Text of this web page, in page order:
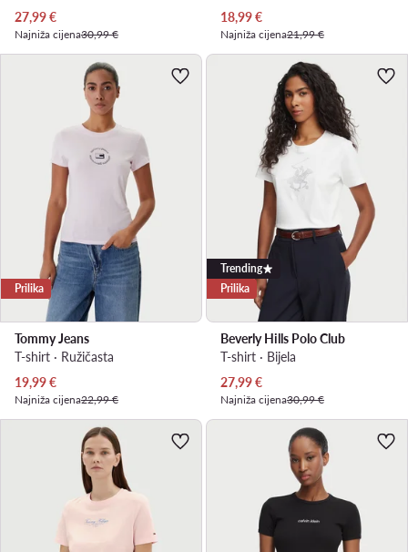
Trenutna cijena
27,99€
Najniža cijena30,99 €
Trenutna cijena
18,99€
Najniža cijena21,99 €
Prilika
Tommy Jeans
T-shirt · Ružičasta
Trenutna cijena
19,99€
Najniža cijena22,99 €
Trending
Prilika
Beverly Hills Polo Club
T-shirt · Bijela
Trenutna cijena
27,99€
Najniža cijena30,99 €